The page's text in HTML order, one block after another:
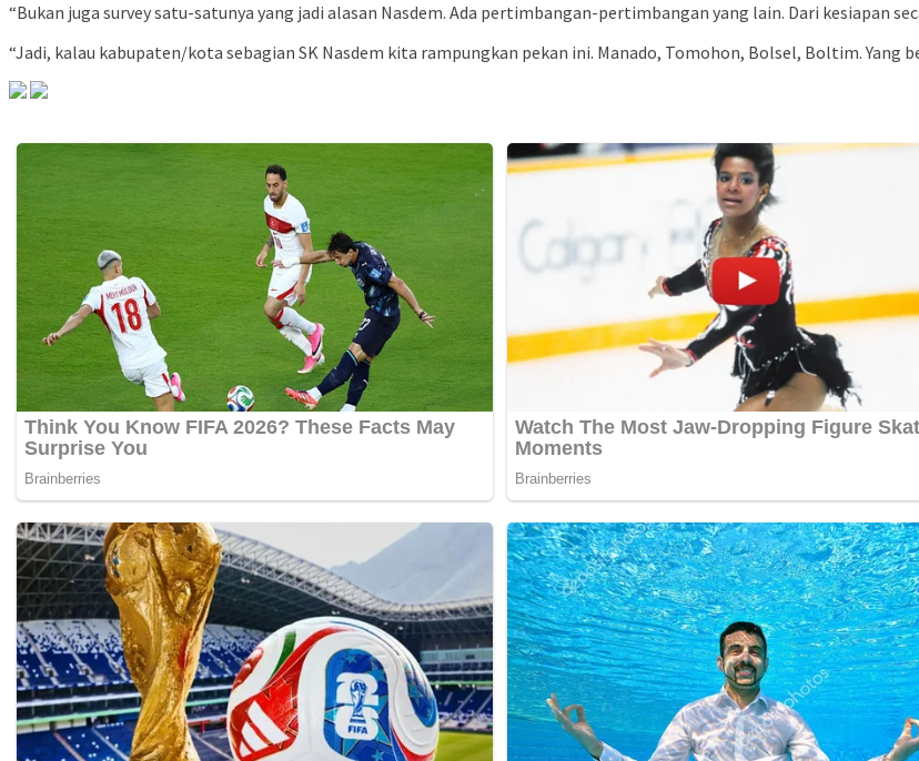
“Bukan juga survey satu-satunya yang jadi alasan Nasdem. Ada pertimbangan-pertimbangan yang lain. Dari kesiapan
“Jadi, kalau kabupaten/kota sebagian SK Nasdem kita rampungkan pekan ini. Manado, Tomohon, Bolsel, Boltim. Yang